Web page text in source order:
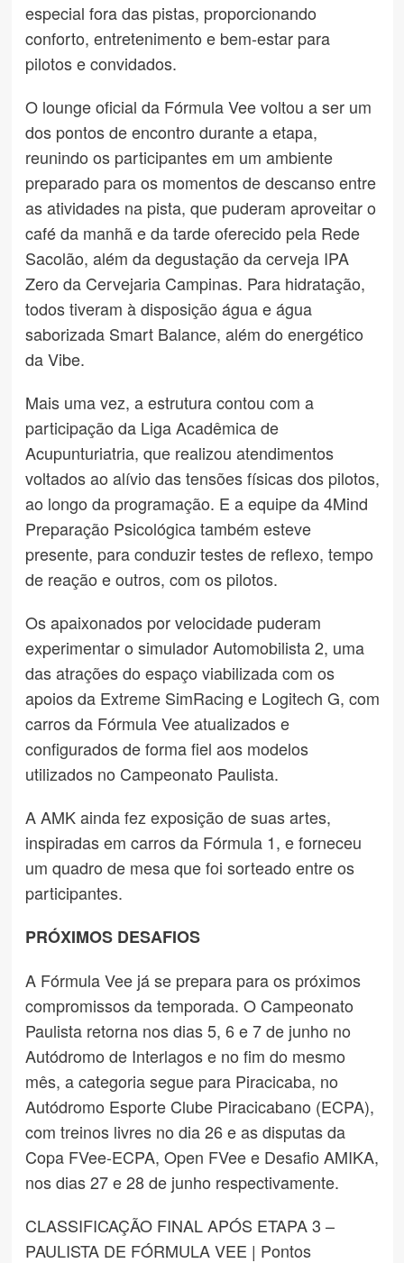
especial fora das pistas, proporcionando
conforto, entretenimento e bem-estar para
pilotos e convidados.
O lounge oficial da Fórmula Vee voltou a ser um
dos pontos de encontro durante a etapa,
reunindo os participantes em um ambiente
preparado para os momentos de descanso entre
as atividades na pista, que puderam aproveitar o
café da manhã e da tarde oferecido pela Rede
Sacolão, além da degustação da cerveja IPA
Zero da Cervejaria Campinas. Para hidratação,
todos tiveram à disposição água e água
saborizada Smart Balance, além do energético
da Vibe.
Mais uma vez, a estrutura contou com a
participação da Liga Acadêmica de
Acupunturiatria, que realizou atendimentos
voltados ao alívio das tensões físicas dos pilotos,
ao longo da programação. E a equipe da 4Mind
Preparação Psicológica também esteve
presente, para conduzir testes de reflexo, tempo
de reação e outros, com os pilotos.
Os apaixonados por velocidade puderam
experimentar o simulador Automobilista 2, uma
das atrações do espaço viabilizada com os
apoios da Extreme SimRacing e Logitech G, com
carros da Fórmula Vee atualizados e
configurados de forma fiel aos modelos
utilizados no Campeonato Paulista.
A AMK ainda fez exposição de suas artes,
inspiradas em carros da Fórmula 1, e forneceu
um quadro de mesa que foi sorteado entre os
participantes.
PRÓXIMOS DESAFIOS
A Fórmula Vee já se prepara para os próximos
compromissos da temporada. O Campeonato
Paulista retorna nos dias 5, 6 e 7 de junho no
Autódromo de Interlagos e no fim do mesmo
mês, a categoria segue para Piracicaba, no
Autódromo Esporte Clube Piracicabano (ECPA),
com treinos livres no dia 26 e as disputas da
Copa FVee-ECPA, Open FVee e Desafio AMIKA,
nos dias 27 e 28 de junho respectivamente.
CLASSIFICAÇÃO FINAL APÓS ETAPA 3 –
PAULISTA DE FÓRMULA VEE | Pontos